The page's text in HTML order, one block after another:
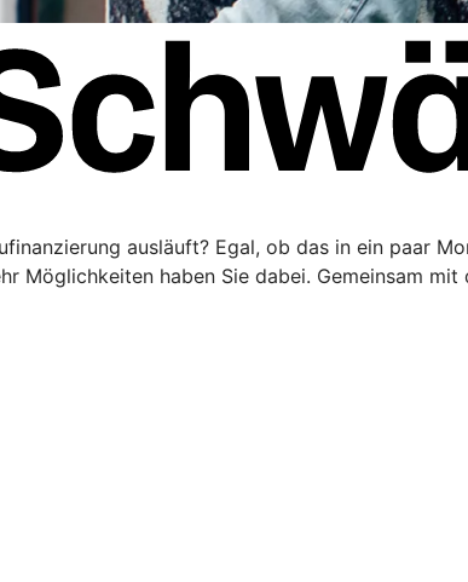
ausläuft? Egal, ob das in ein paar
Möglichkeiten haben Sie dabei. Gemeinsam